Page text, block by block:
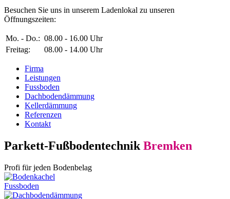
Besuchen Sie uns in unserem Ladenlokal zu unseren
Öffnungszeiten:
Mo. - Do.: 08.00 - 16.00 Uhr
Freitag:
08.00 - 14.00 Uhr
Firma
Leistungen
Fussboden
Dachboden­dämmung
Kellerdämmung
Referenzen
Kontakt
Parkett-Fußbodentechnik Bremken
Profi für jeden Bodenbelag
Fussboden